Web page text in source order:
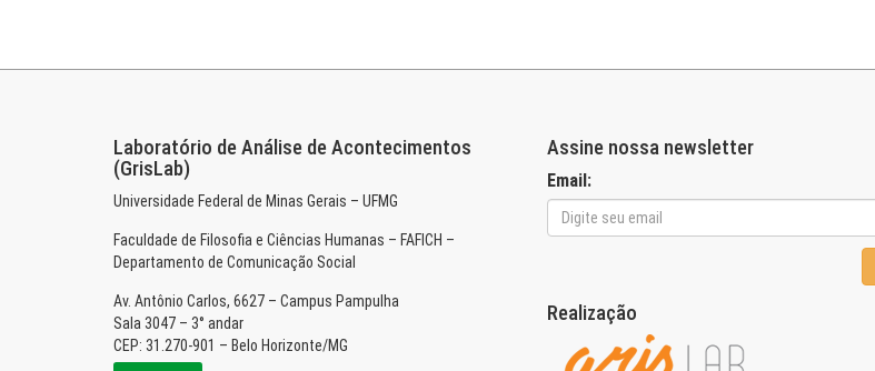
Laboratório de Análise de Acontecimentos
(GrisLab)
Universidade Federal de Minas Gerais – UFMG
Faculdade de Filosofia e Ciências Humanas – FAFICH –
Departamento de Comunicação Social
Av. Antônio Carlos, 6627 – Campus Pampulha
Sala 3047 – 3° andar
CEP: 31.270-901 – Belo Horizonte/MG
Assine nossa newsletter
Email:
Realização